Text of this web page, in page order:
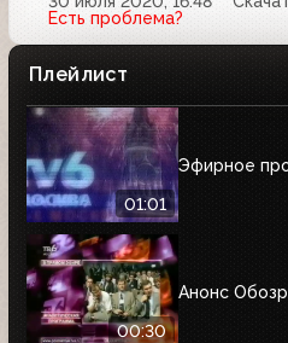
Есть проблема?
Плейлист
01:01
Эфирное
00:30
Анонс